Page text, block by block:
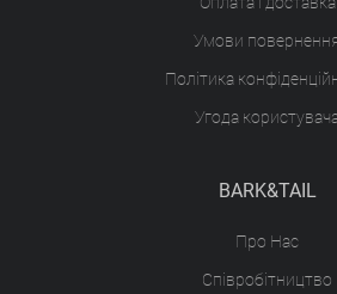
Умови
Політика
Угода
BARK&TAIL
Про Нас
Співробітництво